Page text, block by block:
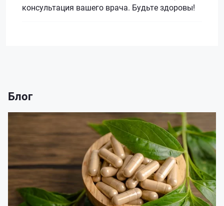
консультация вашего врача. Будьте здоровы!
Блог